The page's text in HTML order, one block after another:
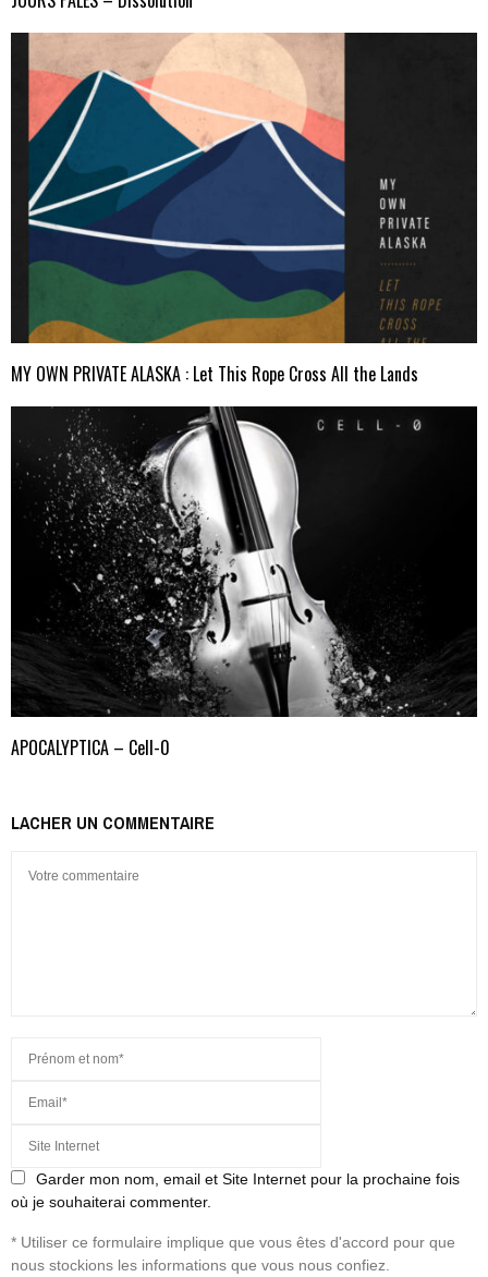
MY OWN PRIVATE ALASKA : Let This Rope Cross All the Lands
APOCALYPTICA – Cell-0
LACHER UN COMMENTAIRE
Garder mon nom, email et Site Internet pour la prochaine fois
où je souhaiterai commenter.
* Utiliser ce formulaire implique que vous êtes d'accord pour que
nous stockions les informations que vous nous confiez.